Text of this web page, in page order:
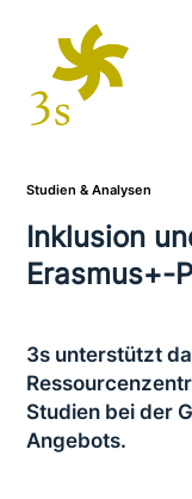
Studien & Analysen
Inklusion
Erasmus+-
3s unter­stützt
Studien bei der
Angebots.